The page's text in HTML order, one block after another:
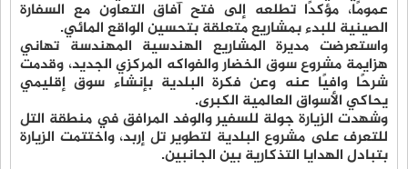
عمومًا، مؤكدًا تطلعه إلى فتح آفاق التعاون مع السفارة
الصينية للبدء بمشاريع متعلقة بتحسين الواقع المائي.
واستعرضت مديرة المشاريع الهندسية المهندسة تهاني
هزايمة مشروع سوق الخضار والفواكه المركزي الجديد، وقدمت
شرحًا وافيًا عنه وعن فكرة البلدية بإنشاء سوق إقليمي
يحاكي الأسواق العالمية الكبرى.
وشهدت الزيارة جولة للسفير والوفد المرافق في منطقة التل
للتعرف على مشروع البلدية لتطوير تل إربد، واختتمت الزيارة
بتبادل الهدايا التذكارية بين الجانبين.